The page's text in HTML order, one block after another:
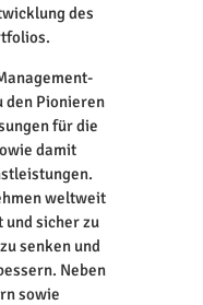
des
den Pionieren
für die
damit
weltweit
sicher zu
senken und
Neben
sowie